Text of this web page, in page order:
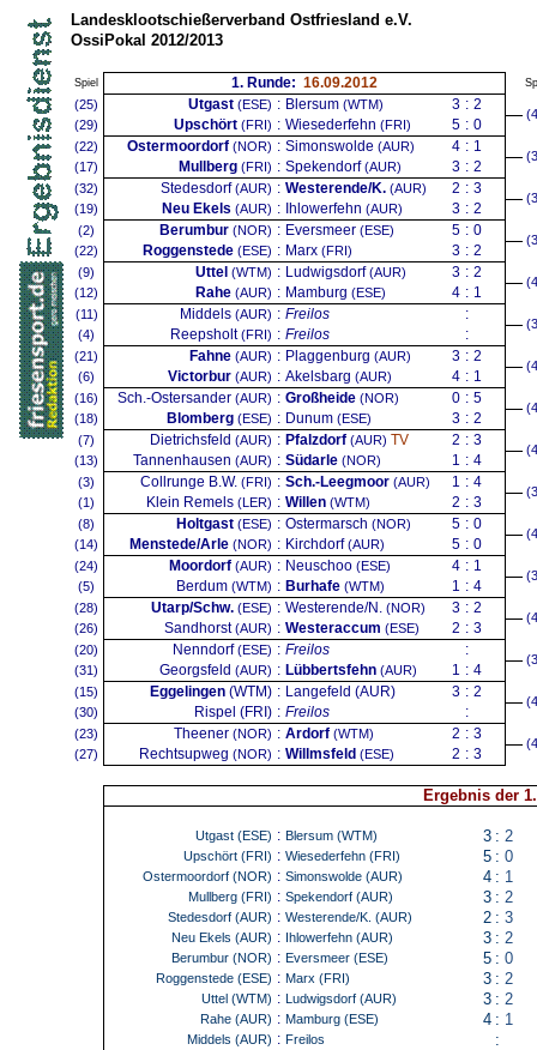
Landesklootschießerverband Ostfriesland e.V.
OssiPokal 2012/2013
Spiel 1. Runde: 16.09.2012
(25) Utgast (ESE) : Blersum (WTM) 3 : 2
(29) Upschört (FRI) : Wiesederfehn (FRI) 5 : 0
(22) Ostermoordorf (NOR) : Simonswolde (AUR) 4 : 1
(17) Mullberg (FRI) : Spekendorf(AUR) 3 : 2
(32) Stedesdorf(AUR) : Westerende/K. (AUR) 2 : 3
(19) Neu Ekels (AUR) : Ihlowerfehn (AUR) 3 : 2
(2) Berumbur (NOR) : Eversmeer (ESE) 5 : 0
(22) Roggenstede (ESE) : Marx (FRI) 3 : 2
(9) Uttel (WTM) : Ludwigsdorf(AUR) 3 : 2
(12) Rahe (AUR) : Mamburg (ESE) 4 : 1
(11) Middels (AUR) : Freilos :
(4) Reepsholt(FRI) : Freilos :
(21) Fahne (AUR) : Plaggenburg (AUR) 3 : 2
(6) Victorbur (AUR) : Akelsbarg (AUR) 4 : 1
(16) Sch.-Ostersander (AUR) : Großheide (NOR) 0 : 5
(18) Blomberg (ESE) : Dunum (ESE) 3 : 2
(7) Dietrichsfeld (AUR) : Pfalzdorf (AUR) TV 2 : 3
(13) Tannenhausen (AUR) : Südarle (NOR) 1 : 4
(3) Collrunge B.W. (FRI) : Sch.-Leegmoor (AUR) 1 : 4
(1) Klein Remels (LER) : Willen (WTM) 2 : 3
(8) Holtgast (ESE) : Ostermarsch (NOR) 5 : 0
(14) Menstede/Arle (NOR) : Kirchdorf(AUR) 5 : 0
(24) Moordorf (AUR) : Neuschoo (ESE) 4 : 1
(5) Berdum (WTM) : Burhafe (WTM) 1 : 4
(28) Utarp/Schw. (ESE) : Westerende/N. (NOR) 3 : 2
(26) Sandhorst(AUR) : Westeraccum (ESE) 2 : 3
(20) Nenndorf(ESE) : Freilos :
(31) Georgsfeld (AUR) : Lübbertsfehn (AUR) 1 : 4
(15) Eggelingen (WTM) : Langefeld (AUR) 3 : 2
(30) Rispel (FRI) : Freilos :
(23) Theener (NOR) : Ardorf (WTM) 2 : 3
(27) Rechtsupweg (NOR) : Willmsfeld (ESE) 2 : 3
Ergebnis der
Utgast (ESE) : Blersum (WTM) 3 : 2
Upschört (FRI) : Wiesederfehn (FRI) 5 : 0
Ostermoordorf (NOR) : Simonswolde (AUR) 4 : 1
Mullberg (FRI) : Spekendorf (AUR) 3 : 2
Stedesdorf (AUR) : Westerende/K. (AUR) 2 : 3
Neu Ekels (AUR) : Ihlowerfehn (AUR) 3 : 2
Berumbur (NOR) : Eversmeer (ESE) 5 : 0
Roggenstede (ESE) : Marx (FRI) 3 : 2
Uttel (WTM) : Ludwigsdorf (AUR) 3 : 2
Rahe (AUR) : Mamburg (ESE) 4 : 1
Middels (AUR) : Freilos :